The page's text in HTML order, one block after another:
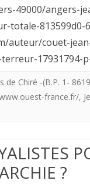
86190-
49000/angers-
totale-813599d0-
auteur/couet-
17931794-
de Chiré -(B.P. 1-
france.fr/,
?